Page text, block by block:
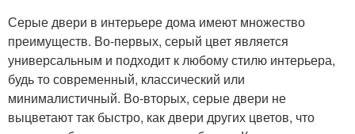
Серые двери в интерьере дома имеют множество
преимуществ. Во-первых, серый цвет является
универсальным и подходит к любому стилю интерьера,
будь то современный, классический или
минималистичный. Во-вторых, серые двери не
выцветают так быстро, как двери других цветов, что